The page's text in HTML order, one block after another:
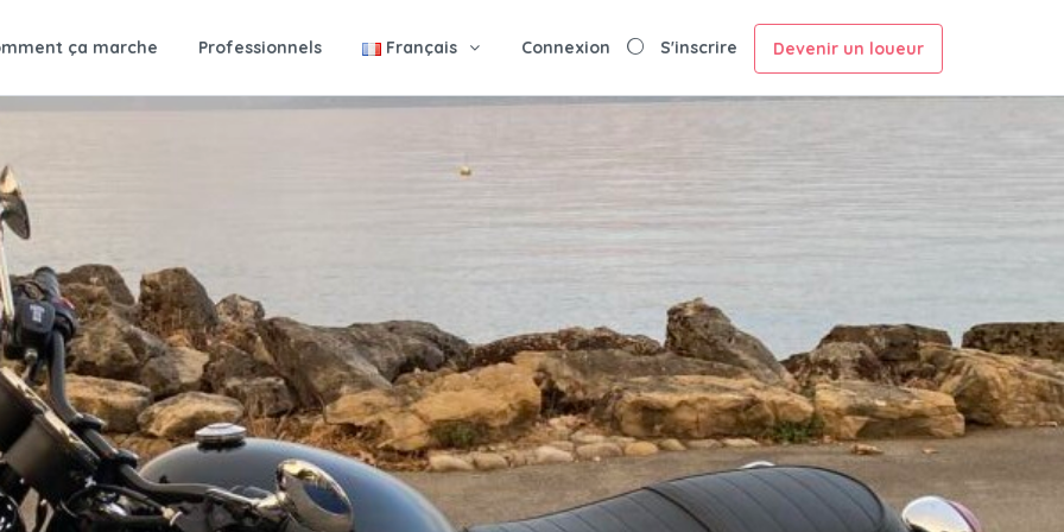
ça marche Professionnels Français Connexion S'inscrire Devenir un loueur